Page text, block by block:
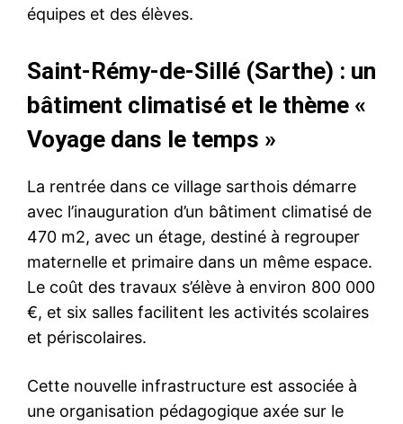
équipes et des élèves.
Saint-Rémy-de-Sillé (Sarthe) : un
bâtiment climatisé et le thème «
Voyage dans le temps »
La rentrée dans ce village sarthois démarre
avec l’inauguration d’un bâtiment climatisé de
470 m2, avec un étage, destiné à regrouper
maternelle et primaire dans un même espace.
Le coût des travaux s’élève à environ 800 000
€, et six salles facilitent les activités scolaires
et périscolaires.
Cette nouvelle infrastructure est associée à
une organisation pédagogique axée sur le